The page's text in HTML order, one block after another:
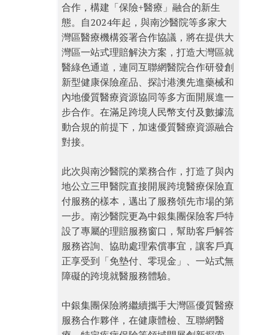
合作，構建「保險+醫療」融合的新生
態。自2024年起，與南沙醫院等多家大
灣區醫療機構簽署合作協議，將在提供大
灣區一站式理賠解決方案，打造大灣區就
醫綠色通道，連同互聯網醫院合作研發創
新型健康保險産品、探討港澳先進藥械和
內地優質醫療資源協同等多方面開展進一
步合作。在滿足跨境人民幣支付及數據流
動合規的前提下，加速優質醫療資源融合
對接。
此次與南沙醫院的業務合作，打造了與內
地公立三甲醫院直接開展跨境醫療保險直
付服務的樣本，邁出了服務領先市場的第
一步。南沙醫院更為中銀集團保險客戶特
設了專屬的理賠服務窗口，幫助客戶解答
服務咨詢、協助處理索償事宜，讓客戶真
正享受到「免墊付、零現金」、一站式無
障礙的跨境就醫服務體驗。
中銀集團保險將繼續攜手大灣區優質醫療
服務合作夥伴，在健康體檢、互聯網醫